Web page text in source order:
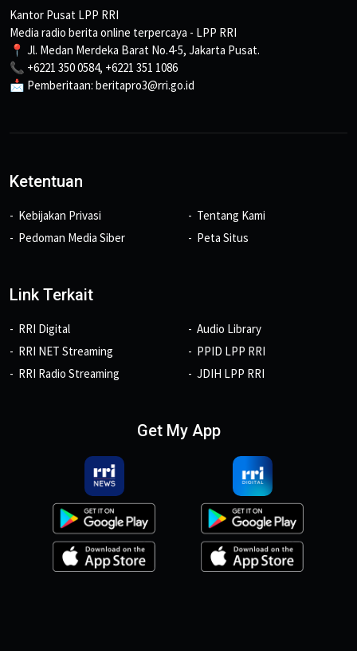
Kantor Pusat LPP RRI
Media radio berita online terpercaya - LPP RRI
📍 Jl. Medan Merdeka Barat No.4-5, Jakarta Pusat.
📞 +6221 350 0584, +6221 351 1086
📩 Pemberitaan: beritapro3@rri.go.id
Ketentuan
Kebijakan Privasi
Pedoman Media Siber
Tentang Kami
Peta Situs
Link Terkait
RRI Digital
RRI NET Streaming
RRI Radio Streaming
Audio Library
PPID LPP RRI
JDIH LPP RRI
Get My App